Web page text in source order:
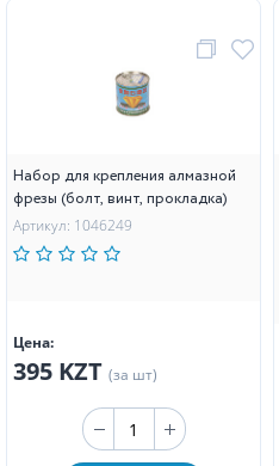
Набор для крепления алмазной
фрезы (болт, винт, прокладка)
Артикул: 1046249
Цена:
395 KZT (за шт)